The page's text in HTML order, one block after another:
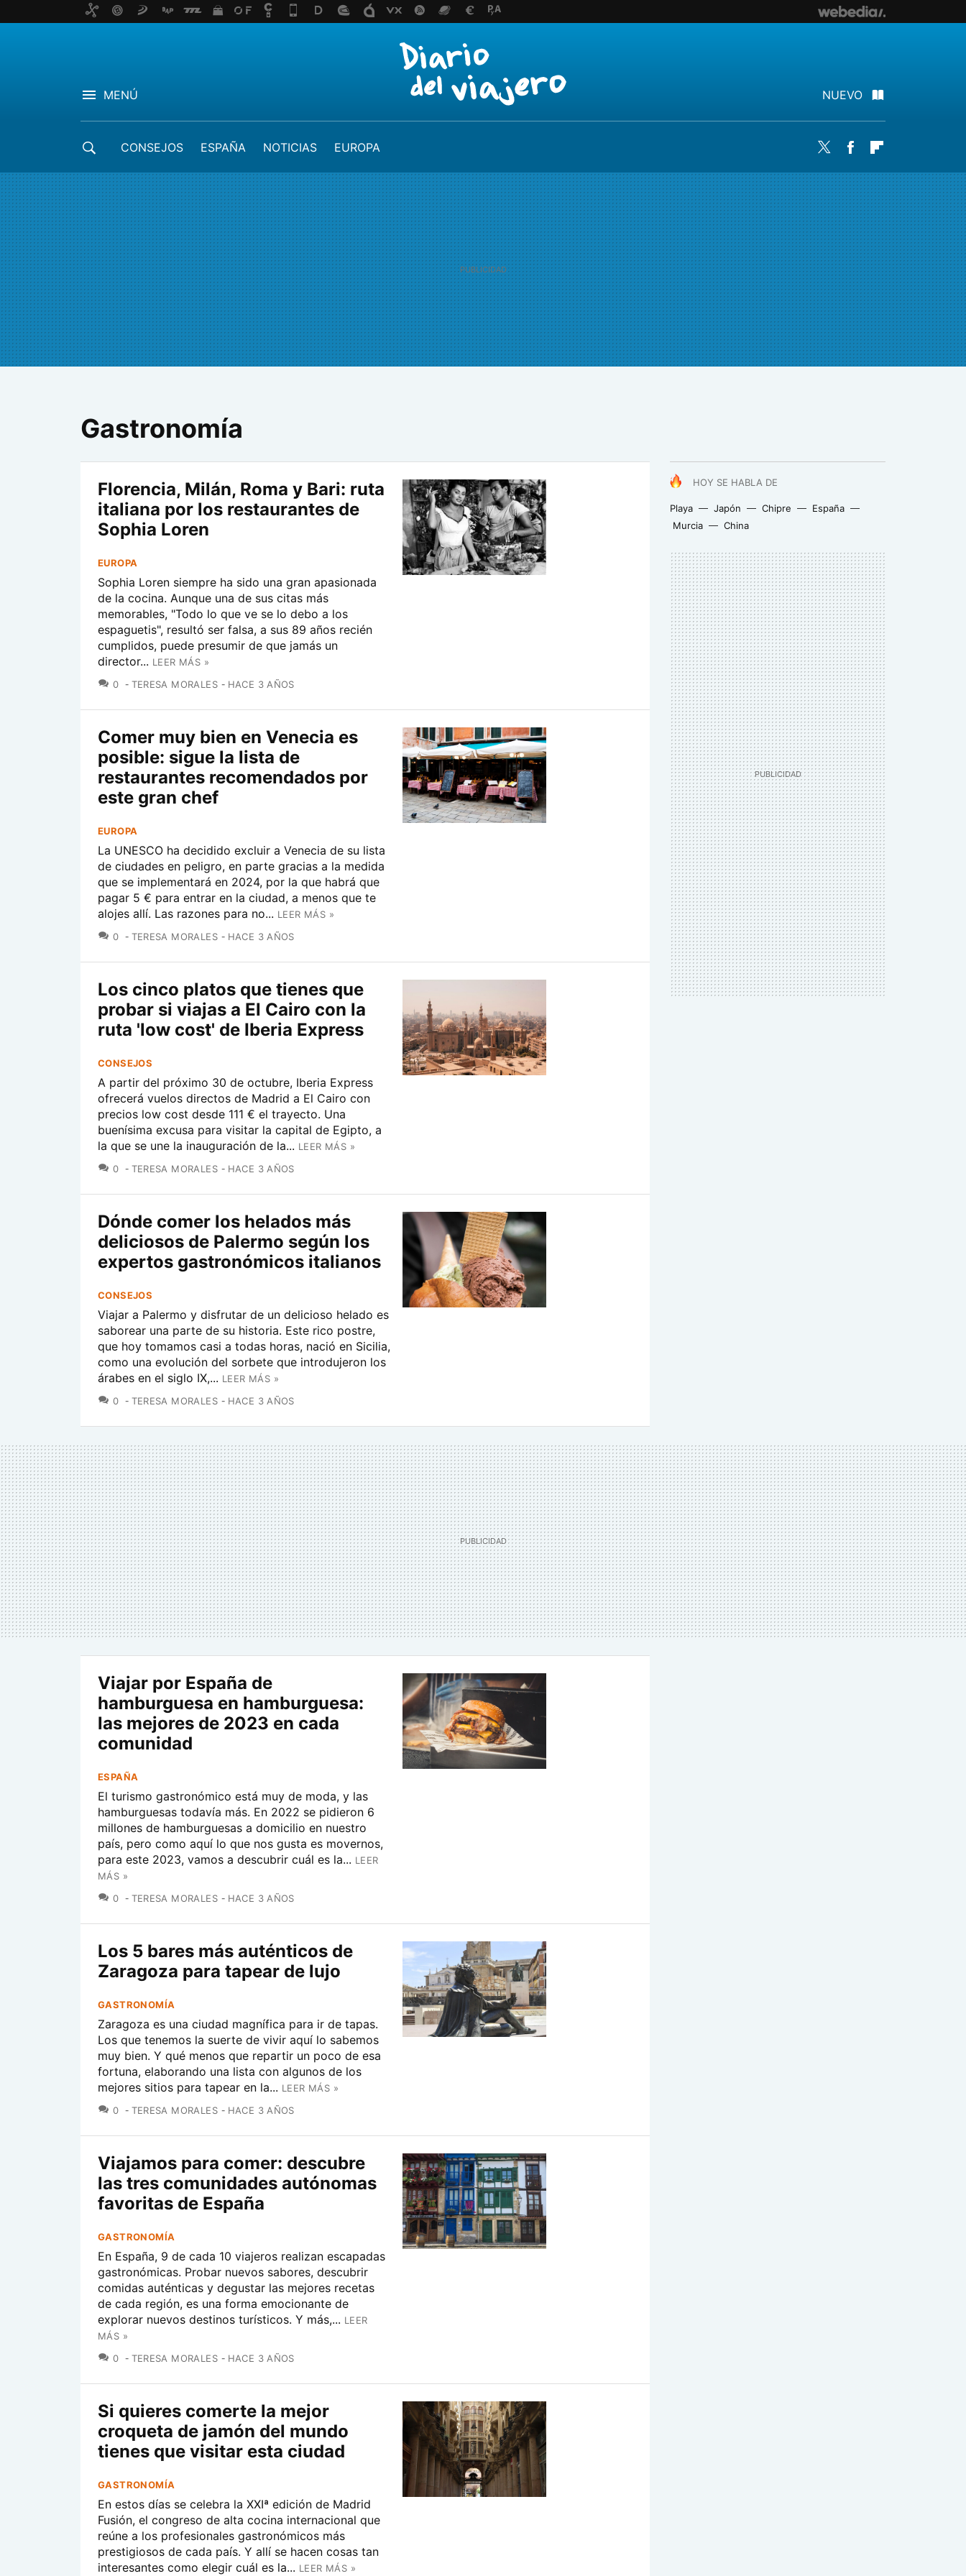
MENÚ NUEVO
CONSEJOS ESPAÑA NOTICIAS EUROPA Twitter Facebook
Gastronomía
HOY SE HABLA DE
Playa Japón Chipre
España
Murcia
China
Florencia, Milán, Roma y Bari: ruta
italiana por los restaurantes de
Sophia Loren
EUROPA
Sophia Loren siempre ha sido una gran apasionada
de la cocina. Aunque una de sus citas más
memorables, "Todo lo que ve se lo debo a los
espaguetis", resultó ser falsa, a sus 89 años recién
cumplidos, puede presumir de que jamás un
director... LEER MÁS »
0 COMENTARIOS
TERESA MORALES HACE 3 AÑOS
Comer muy bien en Venecia es
posible: sigue la lista de
restaurantes recomendados por
este gran chef
EUROPA
La UNESCO ha decidido excluir a Venecia de su lista
de ciudades en peligro, en parte gracias a la medida
que se implementará en 2024, por la que habrá que
pagar 5 € para entrar en la ciudad, a menos que te
alojes allí. Las razones para no... LEER MÁS »
0 COMENTARIOS
TERESA MORALES HACE 3 AÑOS
Los cinco platos que tienes que
probar si viajas a El Cairo con la
ruta 'low cost' de Iberia Express
CONSEJOS
A partir del próximo 30 de octubre, Iberia Express
ofrecerá vuelos directos de Madrid a El Cairo con
precios low cost desde 111 € el trayecto. Una
buenísima excusa para visitar la capital de Egipto, a
la que se une la inauguración de la... LEER MÁS »
0 COMENTARIOS
TERESA MORALES HACE 3 AÑOS
Dónde comer los helados más
deliciosos de Palermo según los
expertos gastronómicos italianos
CONSEJOS
Viajar a Palermo y disfrutar de un delicioso helado es
saborear una parte de su historia. Este rico postre,
que hoy tomamos casi a todas horas, nació en Sicilia,
como una evolución del sorbete que introdujeron los
árabes en el siglo IX,... LEER MÁS »
0 COMENTARIOS
TERESA MORALES HACE 3 AÑOS
Viajar por España de
hamburguesa en hamburguesa:
las mejores de 2023 en cada
comunidad
ESPAÑA
El turismo gastronómico está muy de moda, y las
hamburguesas todavía más. En 2022 se pidieron 6
millones de hamburguesas a domicilio en nuestro
país, pero como aquí lo que nos gusta es movernos,
para este 2023, vamos a descubrir cuál es la... LEER
MÁS »
0 COMENTARIOS
TERESA MORALES HACE 3 AÑOS
Los 5 bares más auténticos de
Zaragoza para tapear de lujo
GASTRONOMÍA
Zaragoza es una ciudad magnífica para ir de tapas.
Los que tenemos la suerte de vivir aquí lo sabemos
muy bien. Y qué menos que repartir un poco de esa
fortuna, elaborando una lista con algunos de los
mejores sitios para tapear en la... LEER MÁS »
0 COMENTARIOS
TERESA MORALES HACE 3 AÑOS
Viajamos para comer: descubre
las tres comunidades autónomas
favoritas de España
GASTRONOMÍA
En España, 9 de cada 10 viajeros realizan escapadas
gastronómicas. Probar nuevos sabores, descubrir
comidas auténticas y degustar las mejores recetas
de cada región, es una forma emocionante de
explorar nuevos destinos turísticos. Y más,... LEER
MÁS »
0 COMENTARIOS
TERESA MORALES HACE 3 AÑOS
Si quieres comerte la mejor
croqueta de jamón del mundo
tienes que visitar esta ciudad
GASTRONOMÍA
En estos días se celebra la XXIª edición de Madrid
Fusión, el congreso de alta cocina internacional que
reúne a los profesionales gastronómicos más
prestigiosos de cada país. Y allí se hacen cosas tan
interesantes como elegir cuál es la... LEER MÁS »